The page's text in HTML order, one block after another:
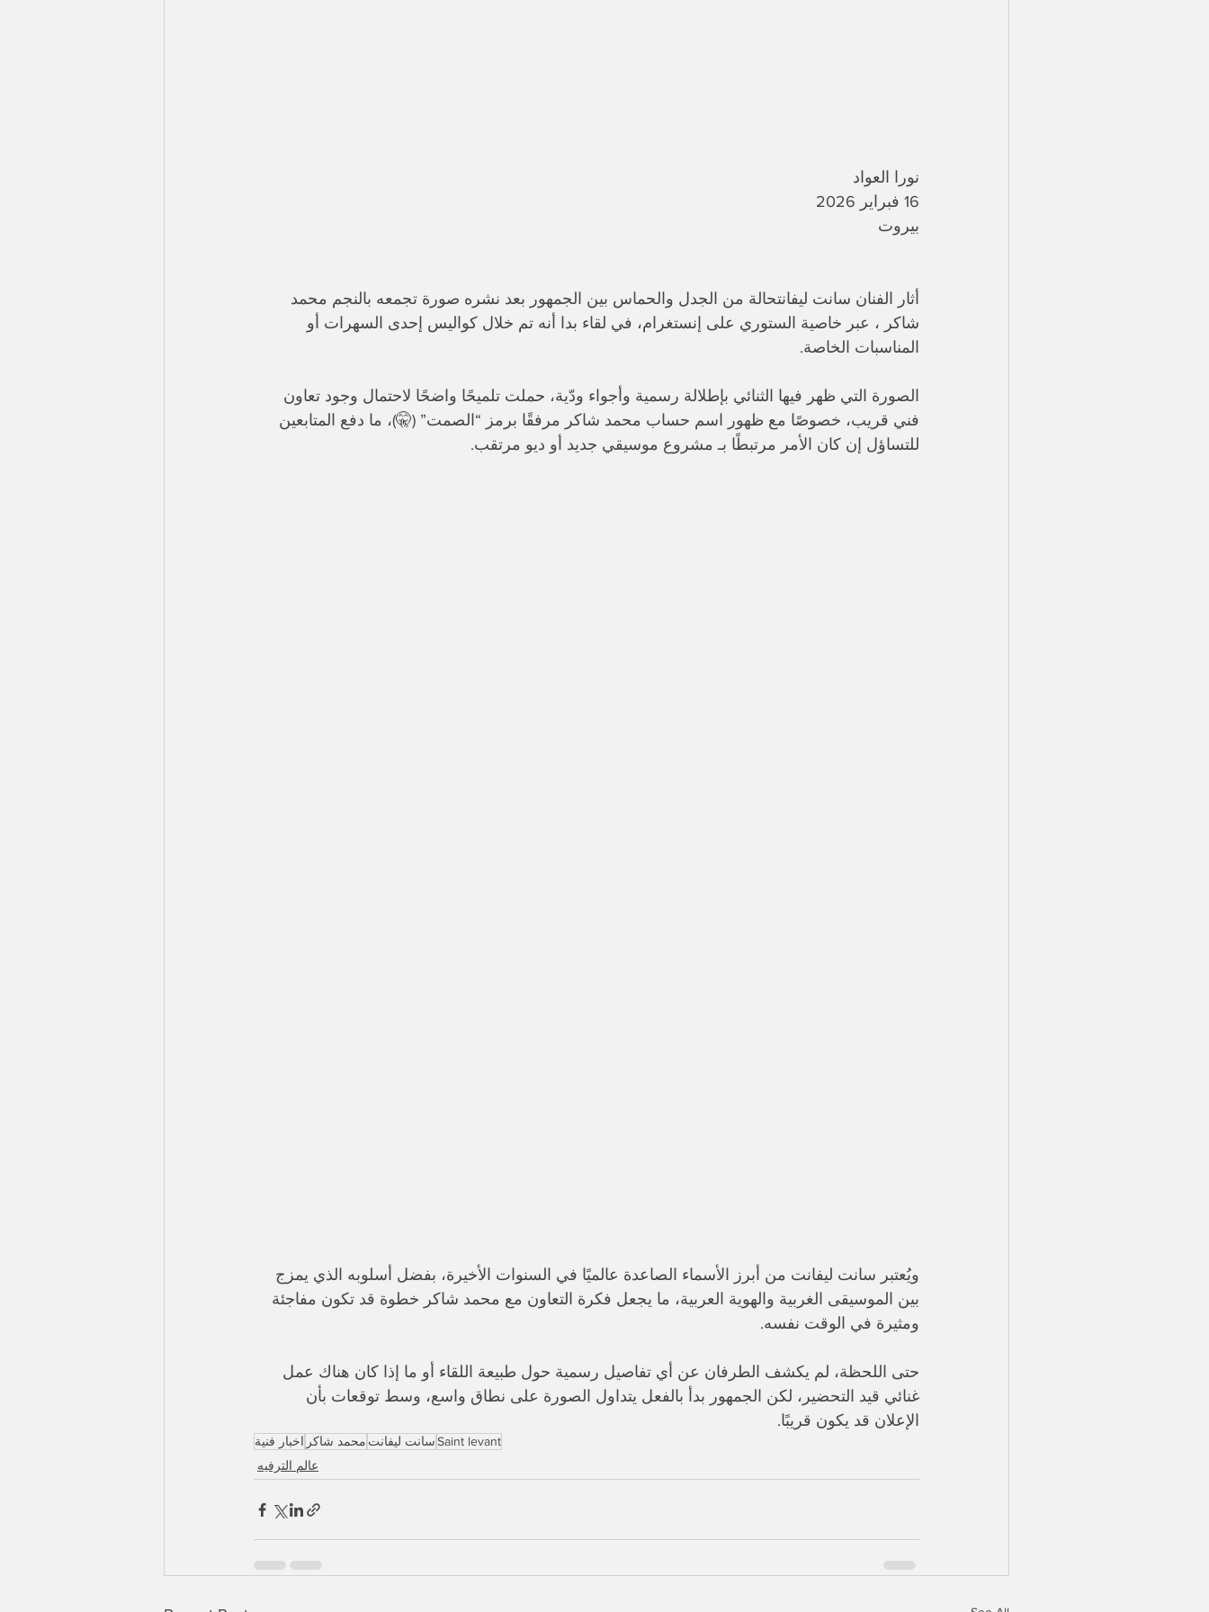
نورا العواد
16 فبراير 2026
بيروت
أثار الفنان سانت ليفانتحالة من الجدل والحماس بين الجمهور بعد نشره صورة تجمعه بالنجم محمد
شاكر ، عبر خاصية الستوري على إنستغرام، في لقاء بدا أنه تم خلال كواليس إحدى السهرات أو
المناسبات الخاصة.
الصورة التي ظهر فيها الثنائي بإطلالة رسمية وأجواء ودّية، حملت تلميحًا واضحًا لاحتمال وجود تعاون
فني قريب، خصوصًا مع ظهور اسم حساب محمد شاكر مرفقًا برمز “الصمت” (🤫)، ما دفع المتابعين
للتساؤل إن كان الأمر مرتبطًا بـ مشروع موسيقي جديد أو ديو مرتقب.
ويُعتبر سانت ليفانت من أبرز الأسماء الصاعدة عالميًا في السنوات الأخيرة، بفضل أسلوبه الذي يمزج
بين الموسيقى الغربية والهوية العربية، ما يجعل فكرة التعاون مع محمد شاكر خطوة قد تكون مفاجئة
ومثيرة في الوقت نفسه.
حتى اللحظة، لم يكشف الطرفان عن أي تفاصيل رسمية حول طبيعة اللقاء أو ما إذا كان هناك عمل
غنائي قيد التحضير، لكن الجمهور بدأ بالفعل يتداول الصورة على نطاق واسع، وسط توقعات بأن
الإعلان قد يكون قريبًا.
اخبار فنية محمد شاكر سانت ليفانتSaint levant
عالم الترفيه